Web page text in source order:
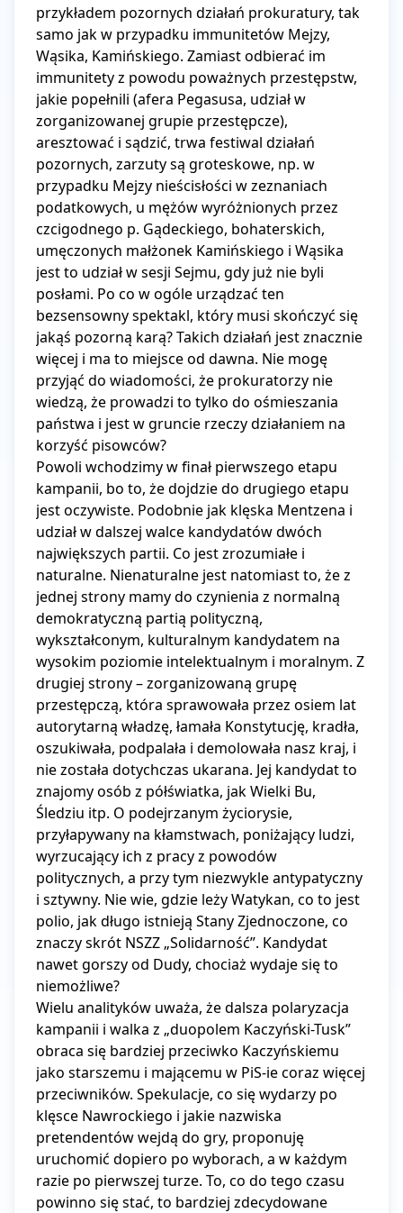
przykładem pozornych działań prokuratury, tak
samo jak w przypadku immunitetów Mejzy,
Wąsika, Kamińskiego. Zamiast odbierać im
immunitety z powodu poważnych przestępstw,
jakie popełnili (afera Pegasusa, udział w
zorganizowanej grupie przestępcze),
aresztować i sądzić, trwa festiwal działań
pozornych, zarzuty są groteskowe, np. w
przypadku Mejzy nieścisłości w zeznaniach
podatkowych, u mężów wyróżnionych przez
czcigodnego p. Gądeckiego, bohaterskich,
umęczonych małżonek Kamińskiego i Wąsika
jest to udział w sesji Sejmu, gdy już nie byli
posłami. Po co w ogóle urządzać ten
bezsensowny spektakl, który musi skończyć się
jakąś pozorną karą? Takich działań jest znacznie
więcej i ma to miejsce od dawna. Nie mogę
przyjąć do wiadomości, że prokuratorzy nie
wiedzą, że prowadzi to tylko do ośmieszania
państwa i jest w gruncie rzeczy działaniem na
korzyść pisowców?
Powoli wchodzimy w finał pierwszego etapu
kampanii, bo to, że dojdzie do drugiego etapu
jest oczywiste. Podobnie jak klęska Mentzena i
udział w dalszej walce kandydatów dwóch
największych partii. Co jest zrozumiałe i
naturalne. Nienaturalne jest natomiast to, że z
jednej strony mamy do czynienia z normalną
demokratyczną partią polityczną,
wykształconym, kulturalnym kandydatem na
wysokim poziomie intelektualnym i moralnym. Z
drugiej strony – zorganizowaną grupę
przestępczą, która sprawowała przez osiem lat
autorytarną władzę, łamała Konstytucję, kradła,
oszukiwała, podpalała i demolowała nasz kraj, i
nie została dotychczas ukarana. Jej kandydat to
znajomy osób z półświatka, jak Wielki Bu,
Śledziu itp. O podejrzanym życiorysie,
przyłapywany na kłamstwach, poniżający ludzi,
wyrzucający ich z pracy z powodów
politycznych, a przy tym niezwykle antypatyczny
i sztywny. Nie wie, gdzie leży Watykan, co to jest
polio, jak długo istnieją Stany Zjednoczone, co
znaczy skrót NSZZ „Solidarność”. Kandydat
nawet gorszy od Dudy, chociaż wydaje się to
niemożliwe?
Wielu analityków uważa, że dalsza polaryzacja
kampanii i walka z „duopolem Kaczyński-Tusk”
obraca się bardziej przeciwko Kaczyńskiemu
jako starszemu i mającemu w PiS-ie coraz więcej
przeciwników. Spekulacje, co się wydarzy po
klęsce Nawrockiego i jakie nazwiska
pretendentów wejdą do gry, proponuję
uruchomić dopiero po wyborach, a w każdym
razie po pierwszej turze. To, co do tego czasu
powinno się stać, to bardziej zdecydowane